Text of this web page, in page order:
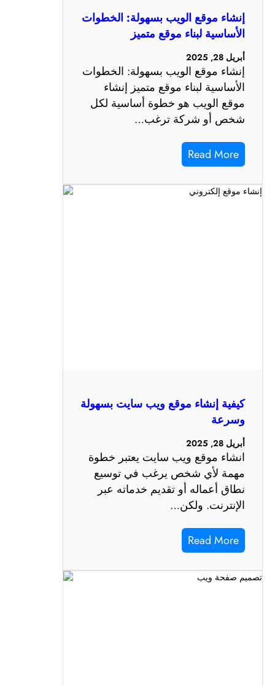
إنشاء موقع الويب بسهولة: الخطوات
الأساسية لبناء موقع متميز
أبريل 28, 2025
إنشاء موقع الويب بسهولة: الخطوات
الأساسية لبناء موقع متميز إنشاء
موقع الويب هو خطوة أساسية لكل
شخص أو شركة ترغب…
Read More
كيفية إنشاء موقع ويب سايت بسهولة
وسرعة
أبريل 28, 2025
انشاء موقع ويب سايت يعتبر خطوة
مهمة لأي شخص يرغب في توسيع
نطاق أعماله أو تقديم خدماته عبر
الإنترنت. ولكن…
Read More